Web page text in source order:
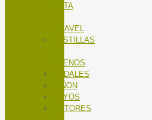
RUTA
GRAVEL
PASTILLAS
FRENOS
PEDALES
PIÑON
RAYOS
ROTORES